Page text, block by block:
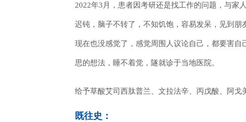
2022年3月，患者因考研还是找工作的问题，与家
迟钝，脑子不转了，不知饥饱，容易发呆，见到
现在也没感觉了，感觉周围人议论自己，都要害
思的想法，睡不着觉，隧就诊于当地医院。
给予草酸艾司西肽普兰、文拉法辛、丙戊酸、阿戈
既往史：